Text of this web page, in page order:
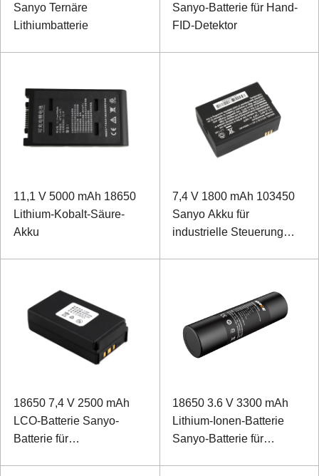
Sanyo Ternäre
Lithiumbatterie
Sanyo-Batterie für Hand-
FID-Detektor
11,1 V 5000 mAh 18650
Lithium-Kobalt-Säure-
Akku
7,4 V 1800 mAh 103450
Sanyo Akku für
industrielle Steuerung
18650 7,4 V 2500 mAh
LCO-Batterie Sanyo-
Batterie für
18650 3.6 V 3300 mAh
Lithium-Ionen-Batterie
Sanyo-Batterie für